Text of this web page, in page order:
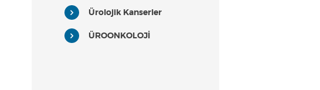
Ürolojik Kanserler
ÜROONKOLOJİ